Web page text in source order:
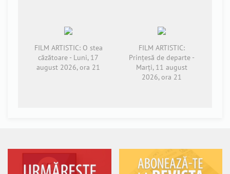
FILM ARTISTIC: O stea
căzătoare - Luni, 17
august 2026, ora 21
FILM ARTISTIC:
Prințesă de departe -
Marți, 11 august
2026, ora 21